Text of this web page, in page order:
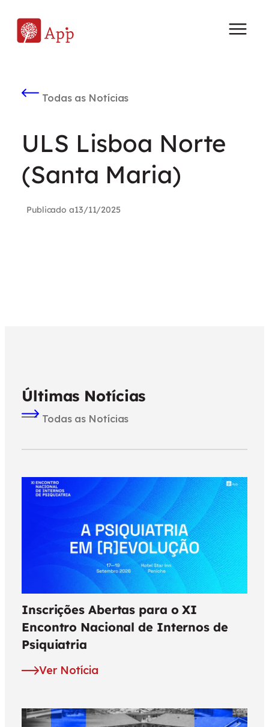
Todas as Notícias
ULS Lisboa Norte
(Santa Maria)
Publicado a13/11/2025
Últimas Notícias
Todas as Notícias
Inscrições Abertas para o XI
Encontro Nacional de Internos de
Psiquiatria
Ver Notícia